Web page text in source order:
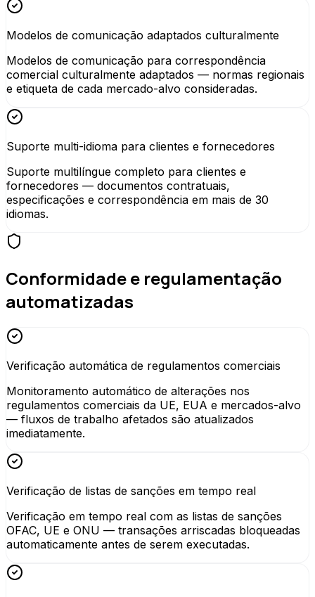
Modelos de comunicação adaptados culturalmente
Modelos de comunicação para correspondência
comercial culturalmente adaptados — normas regionais
e etiqueta de cada mercado-alvo consideradas.
Suporte multi-idioma para clientes e fornecedores
Suporte multilíngue completo para clientes e
fornecedores — documentos contratuais,
especificações e correspondência em mais de 30
idiomas.
Conformidade e regulamentação
automatizadas
Verificação automática de regulamentos comerciais
Monitoramento automático de alterações nos
regulamentos comerciais da UE, EUA e mercados-alvo
— fluxos de trabalho afetados são atualizados
imediatamente.
Verificação de listas de sanções em tempo real
Verificação em tempo real com as listas de sanções
OFAC, UE e ONU — transações arriscadas bloqueadas
automaticamente antes de serem executadas.